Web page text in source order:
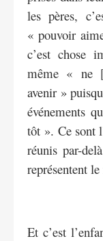
les pères,
« pouvoir
c’est chose
même « ne
avenir »
événements
tôt ». Ce sont
réunis par-
représentent
Et c’est